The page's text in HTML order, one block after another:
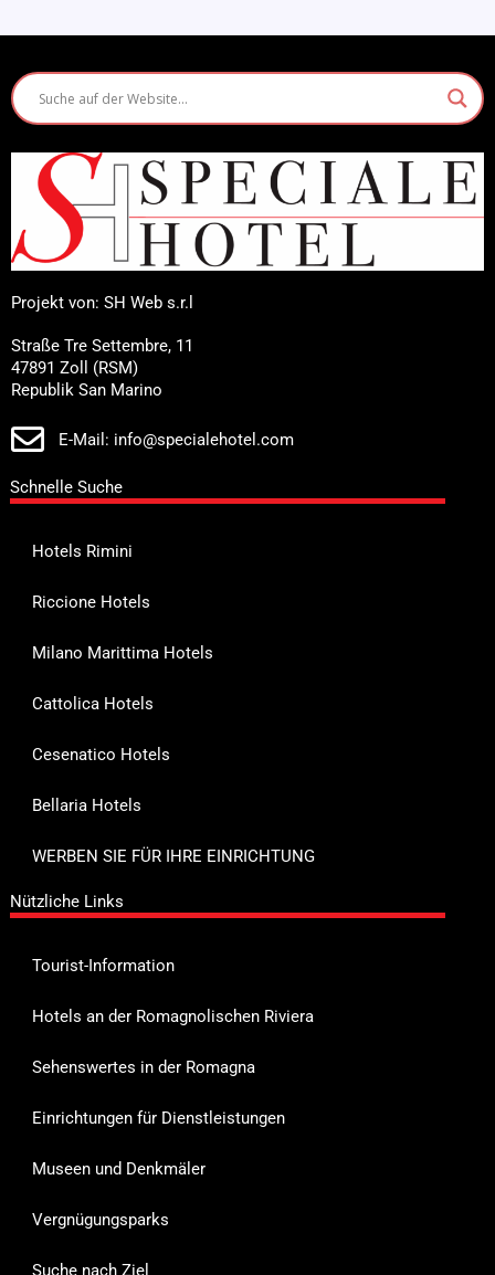
Projekt von: SH Web s.r.l
Straße Tre Settembre, 11
47891 Zoll (RSM)
Republik San Marino
E-Mail: info@specialehotel.com
Schnelle Suche
Hotels Rimini
Riccione Hotels
Milano Marittima Hotels
Cattolica Hotels
Cesenatico Hotels
Bellaria Hotels
WERBEN SIE FÜR IHRE EINRICHTUNG
Nützliche Links
Tourist-Information
Hotels an der Romagnolischen Riviera
Sehenswertes in der Romagna
Einrichtungen für Dienstleistungen
Museen und Denkmäler
Vergnügungsparks
Suche nach Ziel